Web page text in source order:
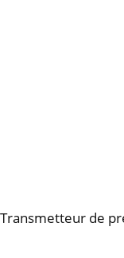
Transmetteur de